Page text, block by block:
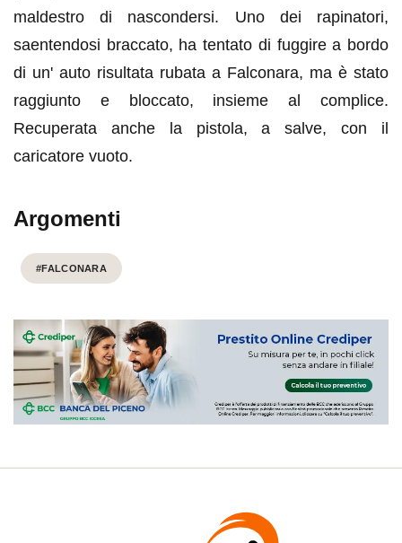
maldestro di nascondersi. Uno dei rapinatori,
saentendosi braccato, ha tentato di fuggire a bordo
di un' auto risultata rubata a Falconara, ma è stato
raggiunto e bloccato, insieme al complice.
Recuperata anche la pistola, a salve, con il
caricatore vuoto.
Argomenti
#FALCONARA